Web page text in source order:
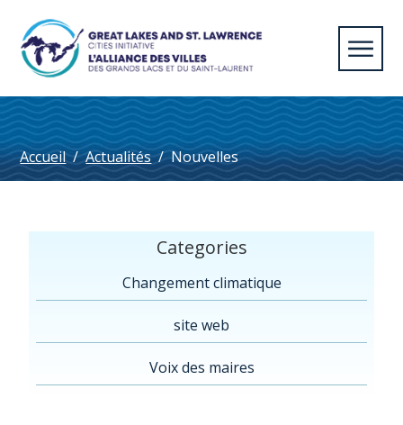
Accueil / Actualités / Nouvelles
Categories
Changement climatique
site web
Voix des maires